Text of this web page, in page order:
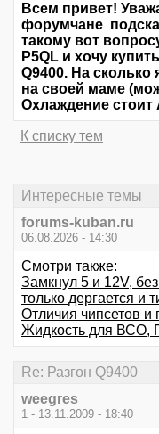
Всем привет!
форумчане
такому вот
P5QL и хочу
Q9400. На сколько
на своей маме
Охлаждение стоит
К списку тем
Интересные темы
forums-kuban.ru
06.08.2026 - 14:30
Смотри также:
Замкнул 5 и 12V,
только дергается и
Отличия чипсетов и
Жидкость для ВСО,
Re: Разгон Q9400
weegres
1 - 13.11.2009 - 18:40